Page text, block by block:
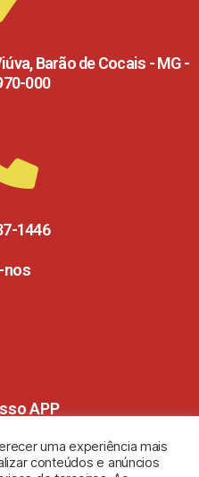
Barão de Cocais - MG -
000
1446
nos
APP
uma experiência mais
conteúdos e anúncios